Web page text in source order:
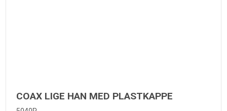
COAX LIGE HAN MED PLASTKAPPE